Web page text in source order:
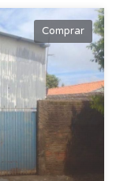
Comprar